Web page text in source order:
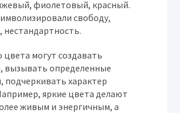
фиолетовый, красный.
свободу,
нестандартность.
цвета могут создавать
вызывать определенные
подчеркивать характер
яркие цвета делают
живым и энергичным, а